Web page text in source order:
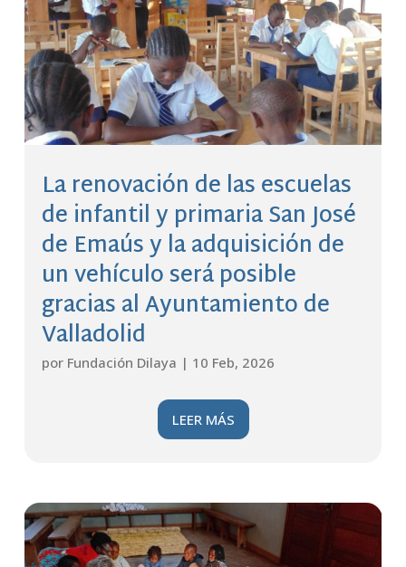
La renovación de las escuelas
de infantil y primaria San José
de Emaús y la adquisición de
un vehículo será posible
gracias al Ayuntamiento de
Valladolid
por Fundación Dilaya | 10 Feb, 2026
LEER MÁS